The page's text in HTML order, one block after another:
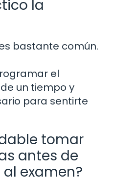
la
bastante común.
el
un tiempo y
para sentirte
tomar
antes de
examen?